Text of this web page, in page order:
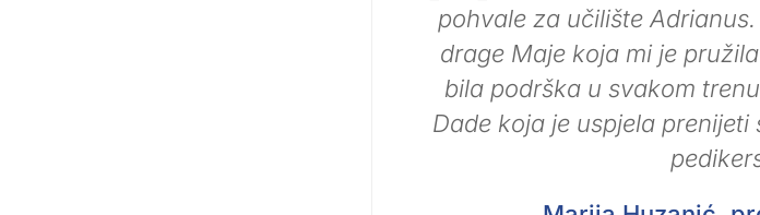
poslu, uspjehu i životu
nesebično uče, guraju
reći o prekrasnoj, toploj,
je škola danas na
želimo uložiti u sebe i uzeti